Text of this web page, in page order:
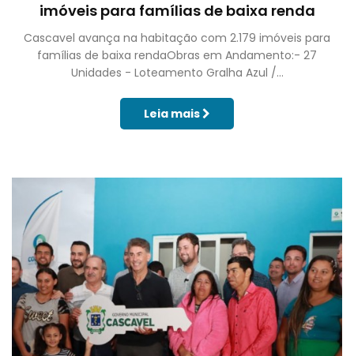
imóveis para famílias de baixa renda
Cascavel avança na habitação com 2.179 imóveis para
famílias de baixa rendaObras em Andamento:- 27
Unidades - Loteamento Gralha Azul /...
Leia mais